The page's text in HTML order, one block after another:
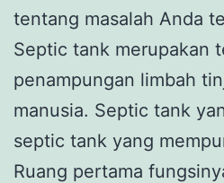
tentang masalah Anda
Septic tank merupakan
penampungan limbah
manusia. Septic tank
septic tank yang
Ruang pertama